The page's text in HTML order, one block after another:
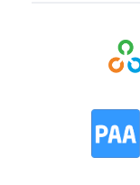
A/2018, de 3
18 de junho de
3º Período dos
Informações-
Equivalência
Encontram-se
das Provas de